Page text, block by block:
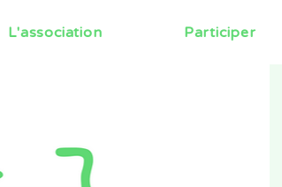
L'association Participer